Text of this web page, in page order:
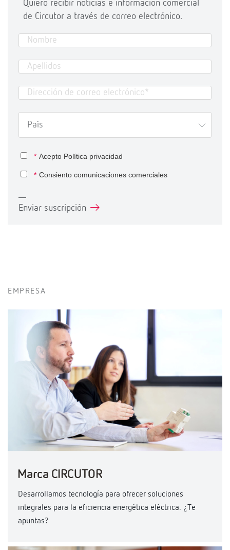
Quiero recibir noticias e información comercial
de Circutor a través de correo electrónico.
* Acepto Política privacidad
* Consiento comunicaciones comerciales
Enviar suscripción
EMPRESA
Marca CIRCUTOR
Desarrollamos tecnología para ofrecer soluciones
integrales para la eficiencia energética eléctrica. ¿Te
apuntas?